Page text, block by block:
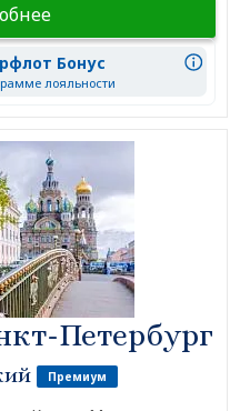
Бонус
лояльности
Петербург
Премиум